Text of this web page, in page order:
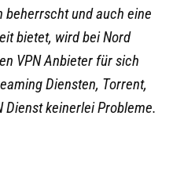
und auch eine
bietet, wird bei Nord
VPN Anbieter für sich
Diensten, Torrent,
Dienst keinerlei Probleme.